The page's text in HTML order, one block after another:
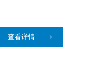
查看详情